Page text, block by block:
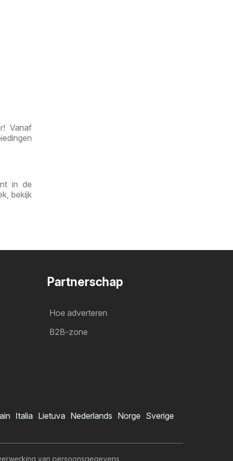
Vanaf
in de
bekijk
Partnerschap
Hoe adverteren
B2B-zone
Italia Lietuva Nederlands Norge Sverige
van persoonsgegevens